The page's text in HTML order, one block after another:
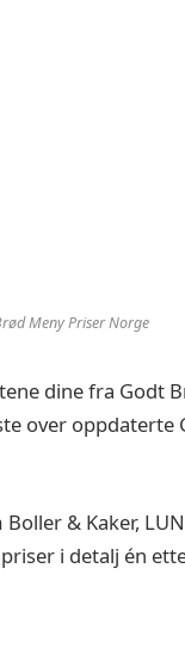
Meny Priser Norge
dine fra Godt
over
& Kaker,
i detalj én